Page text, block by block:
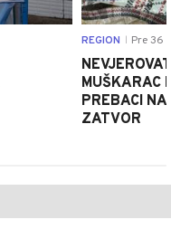
REGION Pre 36
MUŠKARAC
PREBACI
ZATVOR